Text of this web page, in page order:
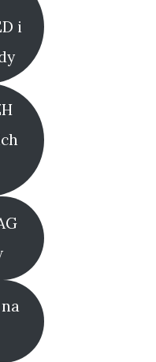
i